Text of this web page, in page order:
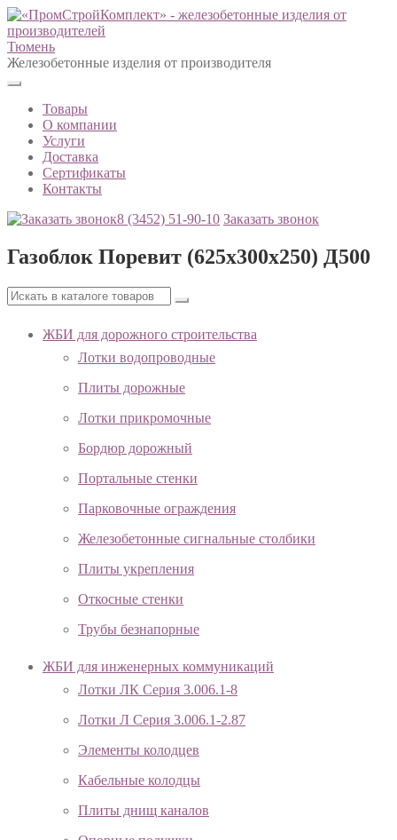
Тюмень
Железобетонные изделия от производителя
Товары
О компании
Услуги
Доставка
Сертификаты
Контакты
8 (3452) 51-90-10 Заказать звонок
Газоблок Поревит (625х300х250) Д500
ЖБИ для дорожного строительства
Лотки водопроводные
Плиты дорожные
Лотки прикромочные
Бордюр дорожный
Портальные стенки
Парковочные ограждения
Железобетонные сигнальные столбики
Плиты укрепления
Откосные стенки
Трубы безнапорные
ЖБИ для инженерных коммуникаций
Лотки ЛК Серия 3.006.1-8
Лотки Л Серия 3.006.1-2.87
Элементы колодцев
Кабельные колодцы
Плиты днищ каналов